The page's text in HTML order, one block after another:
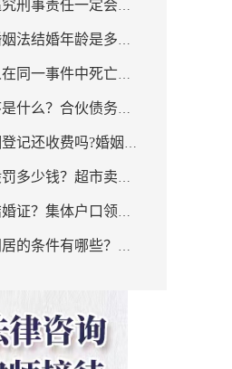
执照注册怎么办
刑事责任一定会判
政审能过吗？
法结婚年龄是多少
四十七条规定内容
同一事件中死亡保
与继承人的区别是
什么？合伙债务纠
3年吗？
记还收费吗?婚姻登
多少钱？超市卖了
罚？
证？集体户口领结
的？
的条件有哪些？有